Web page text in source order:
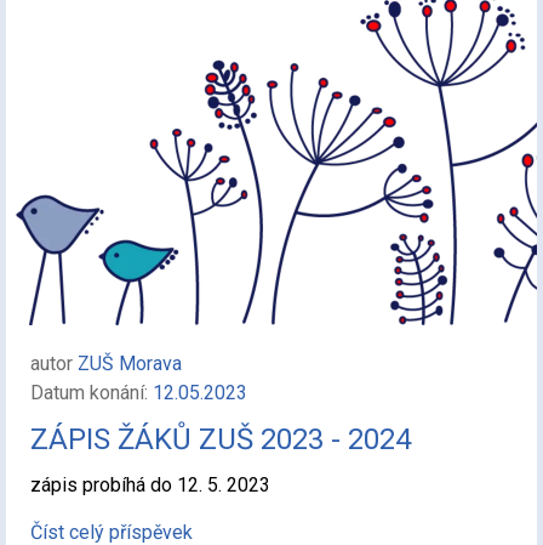
autor ZUŠ Morava
Datum konání: 12.05.2023
ZÁPIS ŽÁKŮ ZUŠ 2023 - 2024
zápis probíhá do 12. 5. 2023
Číst celý příspěvek